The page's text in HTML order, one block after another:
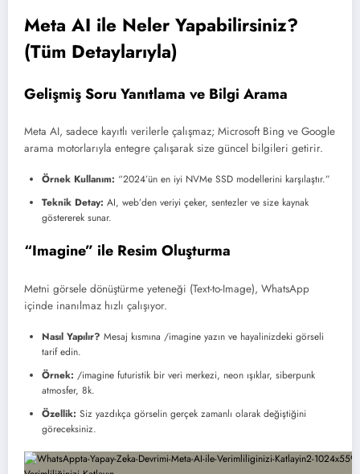
Meta AI ile Neler Yapabilirsiniz?
(Tüm Detaylarıyla)
Gelişmiş Soru Yanıtlama ve Bilgi Arama
Meta AI, sadece kayıtlı verilerle çalışmaz; Microsoft Bing ve Google
arama motorlarıyla entegre çalışarak size güncel bilgileri getirir.
Örnek Kullanım: “2024’ün en iyi NVMe SSD modellerini karşılaştır.”
Teknik Detay: AI, web’den veriyi çeker, sentezler ve size kaynak
göstererek sunar.
“Imagine” ile Resim Oluşturma
Metni görsele dönüştürme yeteneği (Text-to-Image), WhatsApp
içinde inanılmaz hızlı çalışıyor.
Nasıl Yapılır? Mesaj kısmına /imagine yazın ve hayalinizdeki görseli
tarif edin.
Örnek: /imagine futuristik bir veri merkezi, neon ışıklar, siberpunk
atmosfer, 8k.
Özellik: Siz yazdıkça görselin gerçek zamanlı olarak değiştiğini
göreceksiniz.